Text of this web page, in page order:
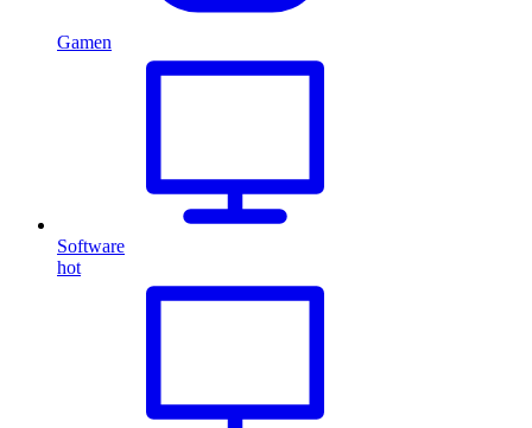
Gamen
Software
hot